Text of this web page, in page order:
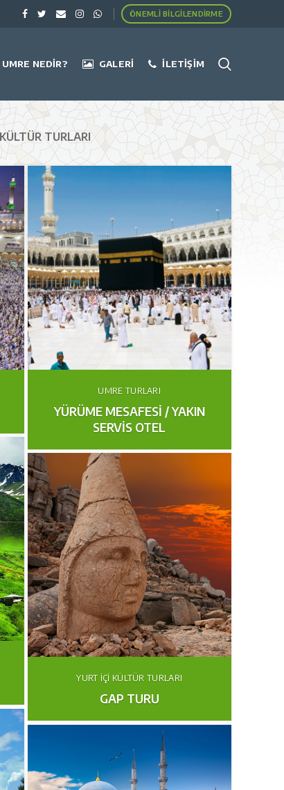
ÖNEMLI BILGILENDIRME
UMRE NEDIR? GALERI İLETIŞIM
TURLARI
UMRE TURLARI
YÜRÜME MESAFESİ / YAKIN
SERVİS OTEL
YURT İÇI KÜLTÜR TURLARI
GAP TURU